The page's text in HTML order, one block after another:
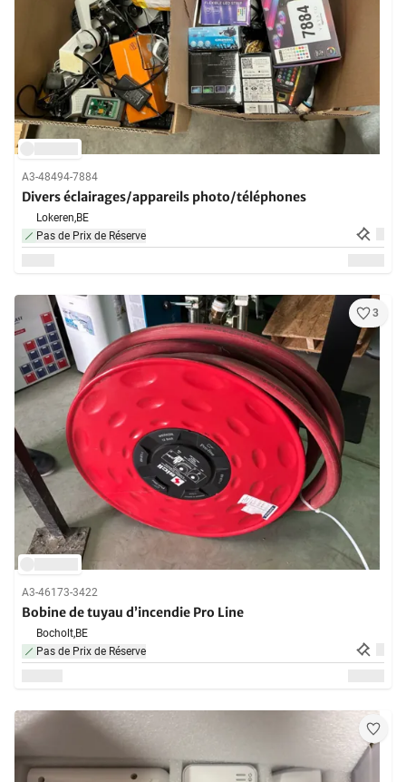
A3-48494-7884
Divers éclairages/appareils photo/téléphones
Lokeren,BE
Pas de Prix de Réserve
3
A3-46173-3422
Bobine de tuyau d’incendie Pro Line
Bocholt,BE
Pas de Prix de Réserve